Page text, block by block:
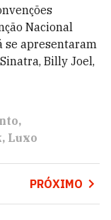
Nacional
se apresentaram
Billy Joel,
Luxo
PRÓXIMO